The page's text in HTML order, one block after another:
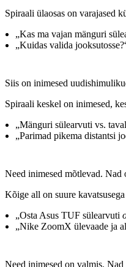
Spiraali ülaosas on varajased
„Kas ma vajan mänguri
„Kuidas valida
Siis on inimesed
Spiraali keskel on inimesed,
„Mänguri sülearvuti vs.
„Parimad pikema distantsi
Need inimesed mõtlevad. Nad
Kõige all on suure
„Osta Asus TUF sülearvuti
„Nike ZoomX ülevaade ja
Need inimesed on valmis.